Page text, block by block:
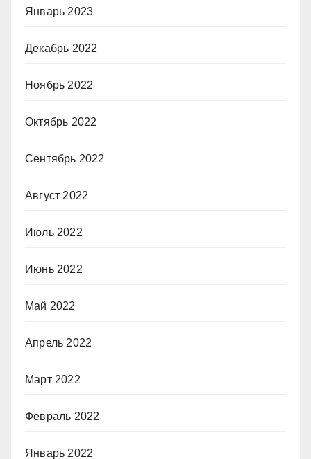
Январь 2023
Декабрь 2022
Ноябрь 2022
Октябрь 2022
Сентябрь 2022
Август 2022
Июль 2022
Июнь 2022
Май 2022
Апрель 2022
Март 2022
Февраль 2022
Январь 2022